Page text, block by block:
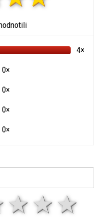
4×
0×
0×
0×
0×
4
3
2 hviezdy